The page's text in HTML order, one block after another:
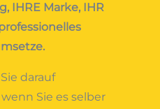
IHRE Marke, IHR
darauf
Sie es selber